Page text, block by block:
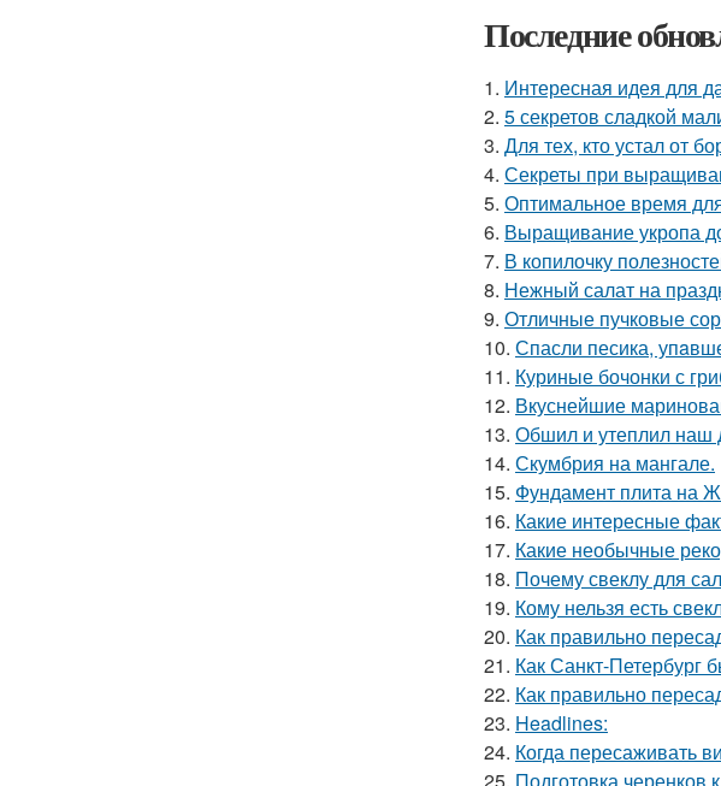
Последние
1. Интересная идея для
2. 5 секретов сладкой
3. Для тех, кто устал от
4. Секреты при
5. Оптимальное время
6. Выращивание укропа
7. В копилочку
8. Нежный салат на
9. Отличные пучковые
10. Спасли песика,
11. Куриные бочонки с
12. Вкуснейшие
13. Обшил и утеплил наш
14. Скумбрия на мангале.
15. Фундамент плита на
16. Какие интересные
17. Какие необычные
18. Почему свеклу для
19. Кому нельзя есть
20. Как правильно
21. Как Санкт-Петербург
22. Как правильно
23. Headlines:
24. Когда пересаживать